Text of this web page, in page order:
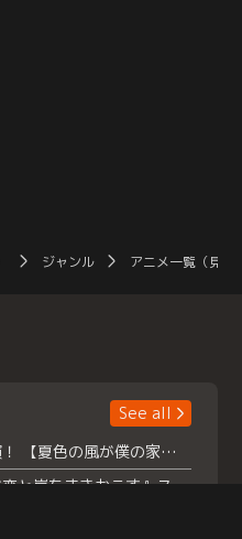
ジャンル アニメ一覧（見放
See all
浮所飛貴主演！ 【夏色の風が僕の家にやってきた】 本日よりテラサで独占配信スタート！
『夏色の雲が恋と嵐をまきおこす』スペシャルメイキング 【Part1】2026年７月18日（土）23時30分～配信スタート！話題のシーンの裏側を大公開！豪華キャスト大集合！ 『武宮家 真夏の家族会議』開催！